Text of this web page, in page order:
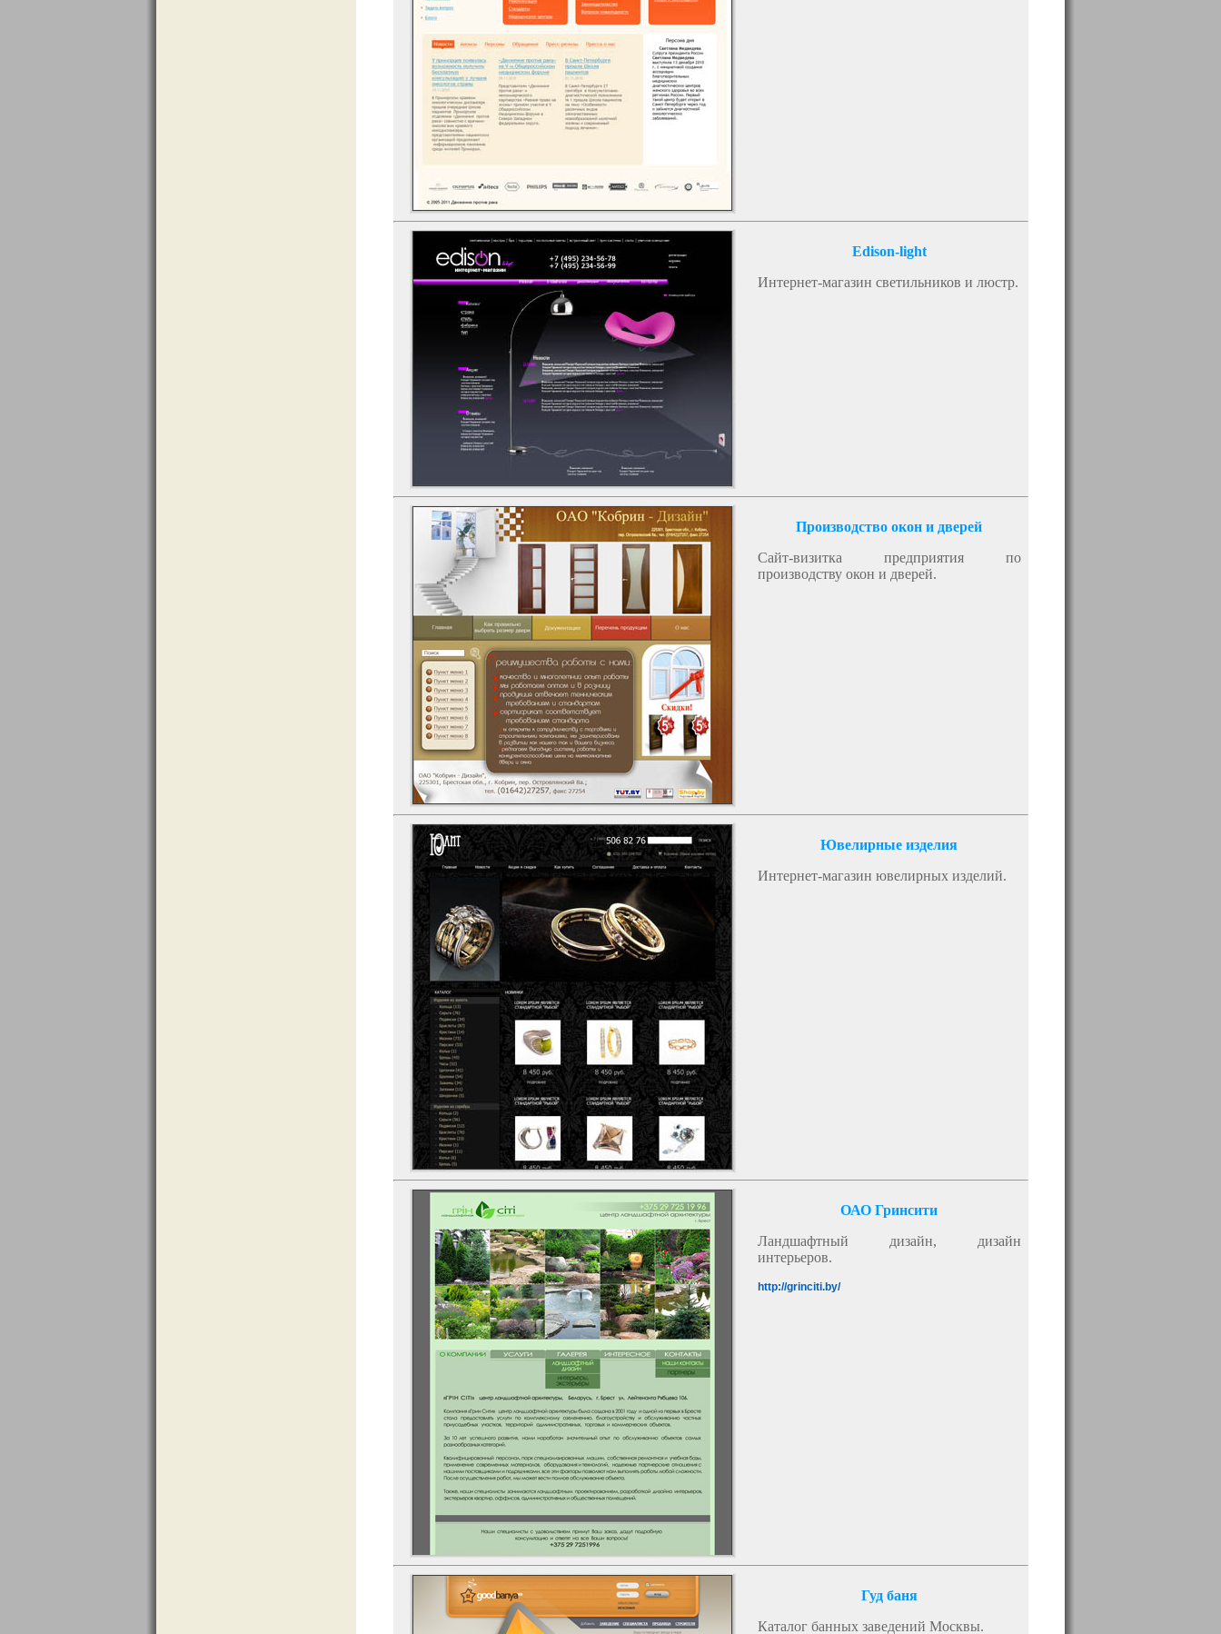
Edison-light
Интернет-магазин светильников и люстр.
Производство окон и дверей
Сайт-визитка предприятия по
производству окон и дверей.
Ювелирные изделия
Интернет-магазин ювелирных изделий.
ОАО Гринсити
Ландшафтный дизайн, дизайн
интерьеров.
http://grinciti.by/
Гуд баня
Каталог банных заведений Москвы.